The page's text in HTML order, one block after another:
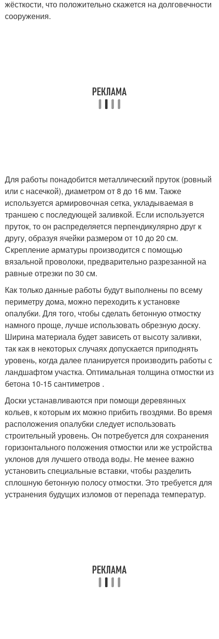
жёсткости, что положительно скажется на долговечности
сооружения.
Для работы понадобится металлический пруток (ровный
или с насечкой), диаметром от 8 до 16 мм. Также
используется армировочная сетка, укладываемая в
траншею с последующей заливкой. Если используется
пруток, то он распределяется перпендикулярно друг к
другу, образуя ячейки размером от 10 до 20 см.
Скрепление арматуры производится с помощью
вязальной проволоки, предварительно разрезанной на
равные отрезки по 30 см.
Как только данные работы будут выполнены по всему
периметру дома, можно переходить к установке
опалубки. Для того, чтобы сделать бетонную отмостку
намного проще, лучше использовать обрезную доску.
Ширина материала будет зависеть от высоту заливки,
так как в некоторых случаях допускается приподнять
уровень, когда далее планируется производить работы с
ландшафтом участка. Оптимальная толщина отмостки из
бетона 10-15 сантиметров .
Доски устанавливаются при помощи деревянных
кольев, к которым их можно прибить гвоздями. Во время
расположения опалубки следует использовать
строительный уровень. Он потребуется для сохранения
горизонтального положения отмостки или же устройства
уклонов для лучшего отвода воды. Не менее важно
установить специальные вставки, чтобы разделить
сплошную бетонную полосу отмостки. Это требуется для
устранения будущих изломов от перепада температур.